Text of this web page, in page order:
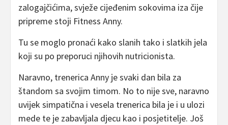
zalogajčićima, svježe cijeđenim sokovima iza čije
pripreme stoji Fitness Anny.
Tu se moglo pronaći kako slanih tako i slatkih jela
koji su po preporuci njihovih nutricionista.
Naravno, trenerica Anny je svaki dan bila za
štandom sa svojim timom. No to nije sve, naravno
uvijek simpatična i vesela trenerica bila je i u ulozi
mede te je zabavljala djecu kao i posjetitelje. Još